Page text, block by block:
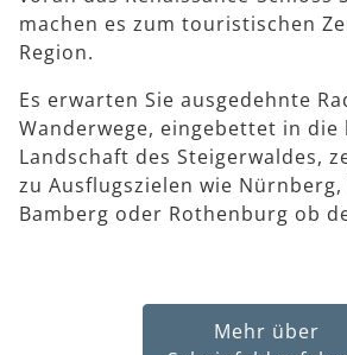
machen es zum touristischen
Region.
Es erwarten Sie ausgedehnte
Wanderwege, eingebettet in
Landschaft des Steigerwaldes,
zu Ausflugszielen wie
Bamberg oder Rothenburg ob
Mehr über